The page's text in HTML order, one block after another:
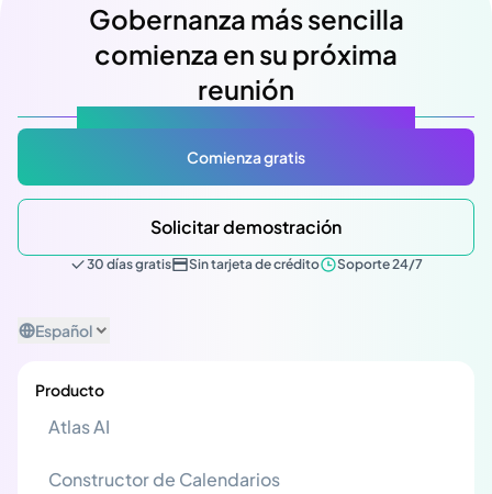
Gobernanza más sencilla
comienza en su próxima
reunión
Comienza gratis
Solicitar demostración
30 días gratis Sin tarjeta de crédito Soporte 24/7
Español
Producto
Atlas AI
Constructor de Calendarios